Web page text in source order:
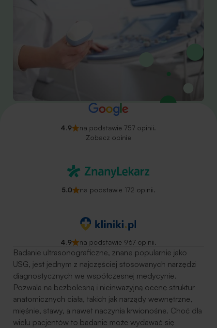
4.9
na podstawie 757 opinii.
Zobacz opinie
5.0 na podstawie 172 opinii.
4.9 na podstawie 967 opinii.
Badanie ultrasonograficzne, znane popularnie jako
USG, jest jednym z najczęściej stosowanych narzędzi
diagnostycznych we współczesnej medycynie.
Pozwala na bezbolesną i nieinwazyjną ocenę struktur
anatomicznych ciała, takich jak narządy wewnętrzne,
mięśnie, stawy, a nawet naczynia krwionośne. Choć dla
wielu pacjentów to badanie może wydawać się